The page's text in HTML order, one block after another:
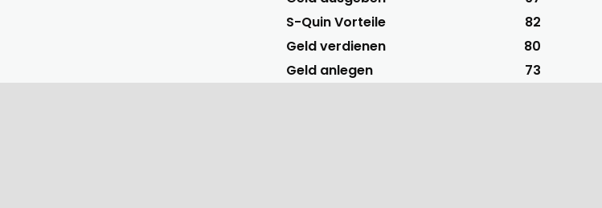
S-Quin Vorteile
82
Geld verdienen
80
Geld anlegen
73